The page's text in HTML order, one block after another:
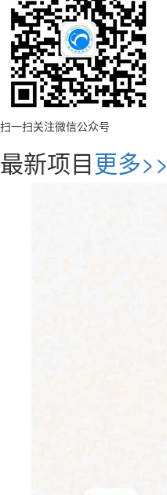
扫一扫关注微信公众号
最新项目更多>>